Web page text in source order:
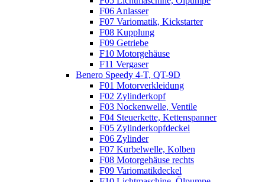
F06 Anlasser
F07 Variomatik, Kickstarter
F08 Kupplung
F09 Getriebe
F10 Motorgehäuse
F11 Vergaser
Benero Speedy 4-T, QT-9D
F01 Motorverkleidung
F02 Zylinderkopf
F03 Nockenwelle, Ventile
F04 Steuerkette, Kettenspanner
F05 Zylinderkopfdeckel
F06 Zylinder
F07 Kurbelwelle, Kolben
F08 Motorgehäuse rechts
F09 Variomatikdeckel